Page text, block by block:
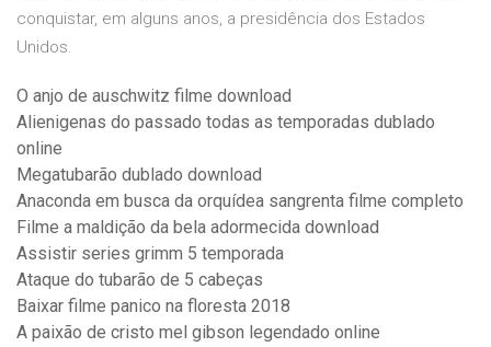
conquistar, em alguns anos, a presidência dos Estados
Unidos.
O anjo de auschwitz filme download
Alienigenas do passado todas as temporadas dublado
online
Megatubarão dublado download
Anaconda em busca da orquídea sangrenta filme completo
Filme a maldição da bela adormecida download
Assistir series grimm 5 temporada
Ataque do tubarão de 5 cabeças
Baixar filme panico na floresta 2018
A paixão de cristo mel gibson legendado online